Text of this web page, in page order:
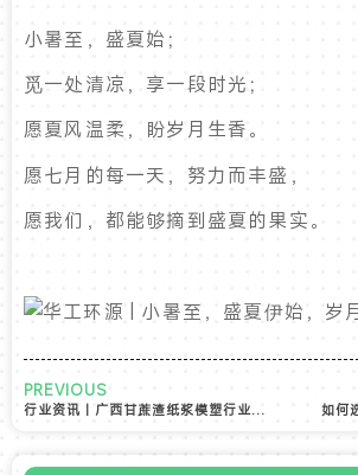
小暑至，盛夏始；
觅一处清凉，享一段时光；
愿夏风温柔，盼岁月生香。
愿七月的每一天，努力而丰盛，
愿我们，都能够摘到盛夏的果实。
PREVIOUS
行业资讯 | 广西甘蔗渣纸浆模塑行业发展前景 如何